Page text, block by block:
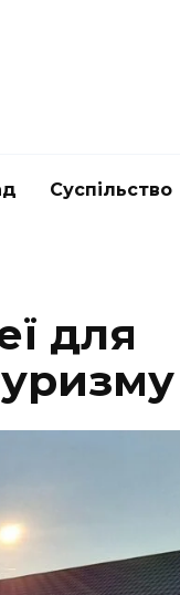
Суспільство
для